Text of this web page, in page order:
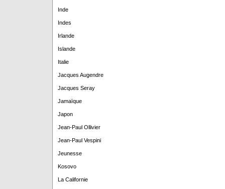
Inde
Indes
Irlande
Islande
Italie
Jacques Augendre
Jacques Seray
Jamaïque
Japon
Jean-Paul Ollivier
Jean-Paul Vespini
Jeunesse
Kosovo
La Californie